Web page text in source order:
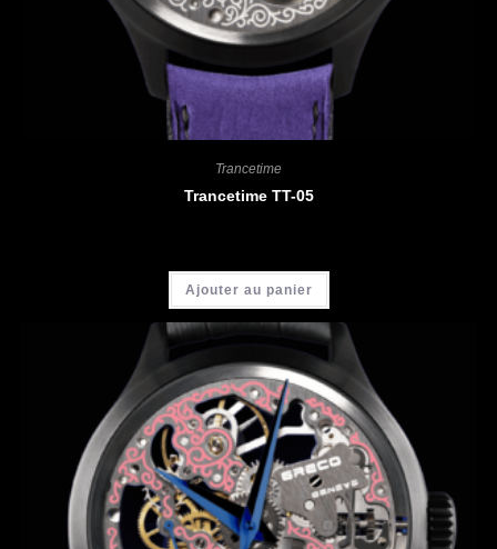
Trancetime
Trancetime TT-05
Ajouter au panier